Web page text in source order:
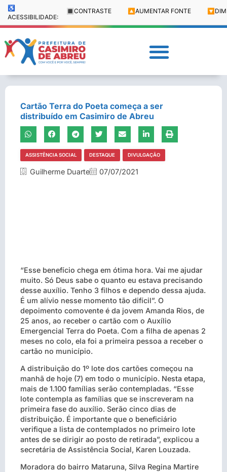
♿
ACESSIBILIDADE:
🔳 CONTRASTE 🔼 AUMENTAR FONTE 🔽
Cartão Terra do Poeta começa a ser
distribuído em Casimiro de Abreu
ASSISTÊNCIA SOCIAL DESTAQUE DIVULGAÇÃO
Guilherme Duarte 07/07/2021
“Esse benefício chega em ótima hora. Vai me ajudar
muito. Só Deus sabe o quanto eu estava precisando
desse auxílio. Tenho 3 filhos e dependo dessa ajuda.
É um alívio nesse momento tão difícil”. O
depoimento comovente é da jovem Amanda Rios, de
25 anos, ao receber o cartão com o Auxílio
Emergencial Terra do Poeta. Com a filha de apenas 2
meses no colo, ela foi a primeira pessoa a receber o
cartão no município.
A distribuição do 1º lote dos cartões começou na
manhã de hoje (7) em todo o município. Nesta etapa,
mais de 1.100 famílias serão contempladas. “Esse
lote contempla as famílias que se inscreveram na
primeira fase do auxílio. Serão cinco dias de
distribuição. É importante que o beneficiário
verifique a lista de contemplados no primeiro lote
antes de se dirigir ao posto de retirada”, explicou a
secretária de Assistência Social, Karen Louzada.
Moradora do bairro Mataruna, Silva Regina Martire